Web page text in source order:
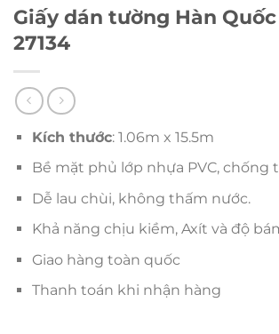
Giấy dán tường Hàn
27134
Kích thước: 1.06m x 15.5m
Bề mặt phủ lớp nhựa PVC, chống
Dễ lau chùi, không thấm nước.
Khả năng chịu kiềm, Axít và độ
Giao hàng toàn quốc
Thanh toán khi nhận hàng